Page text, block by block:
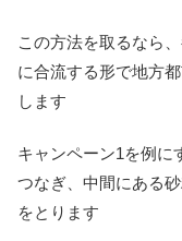
この方法を取るなら
に合流する形で地方
します
キャンペーン1を例に
つなぎ、中間にある
をとります